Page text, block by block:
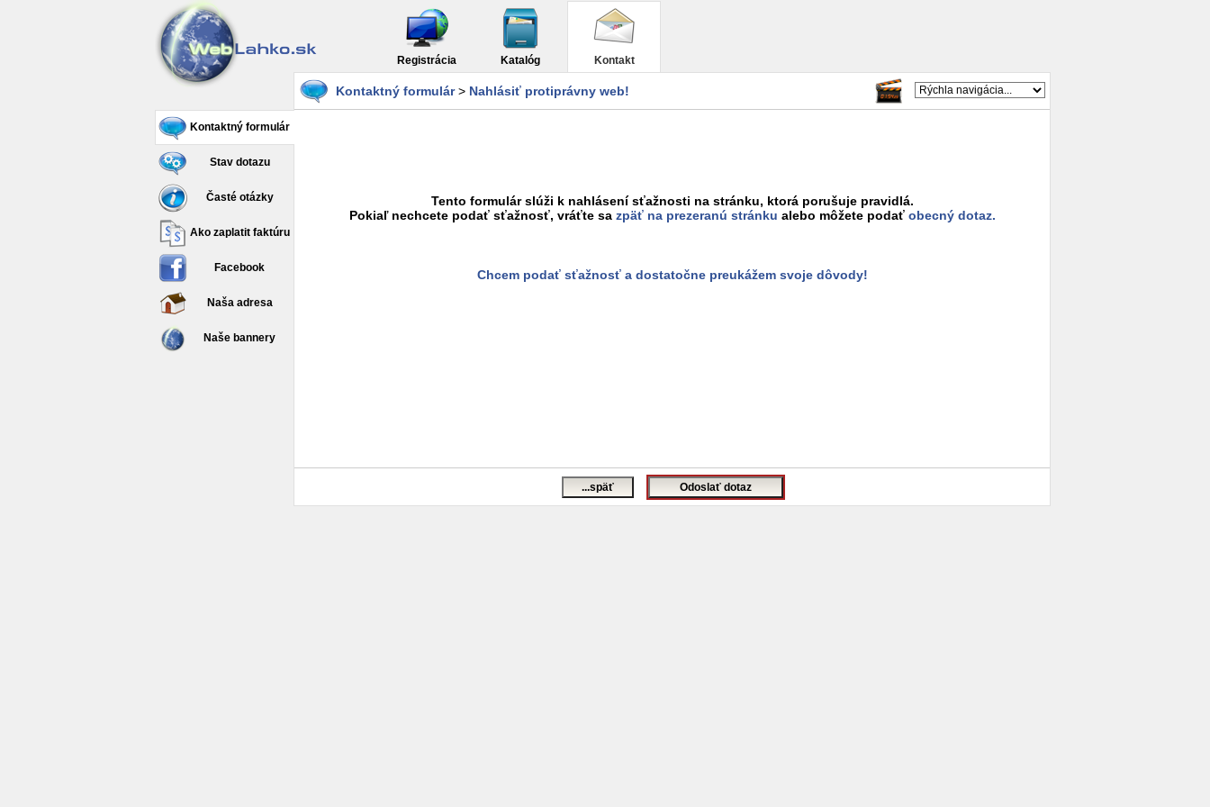
Registrácia Katalóg Kontakt
Kontaktný formulár
Stav dotazu
Časté otázky
Ako zaplatit faktúru
Facebook
Naša adresa
Naše bannery
Kontaktný formulár> Nahlásiť protiprávny web!
Tento formulár slúži k nahlásení sťažnosti na stránku, ktorá porušuje pravidlá.
Pokiaľ nechcete podať sťažnosť, vráťte sa zpäť na prezeranú stránku alebo môžete podať obecný dotaz.
Chcem podať sťažnosť a dostatočne preukážem svoje dôvody!